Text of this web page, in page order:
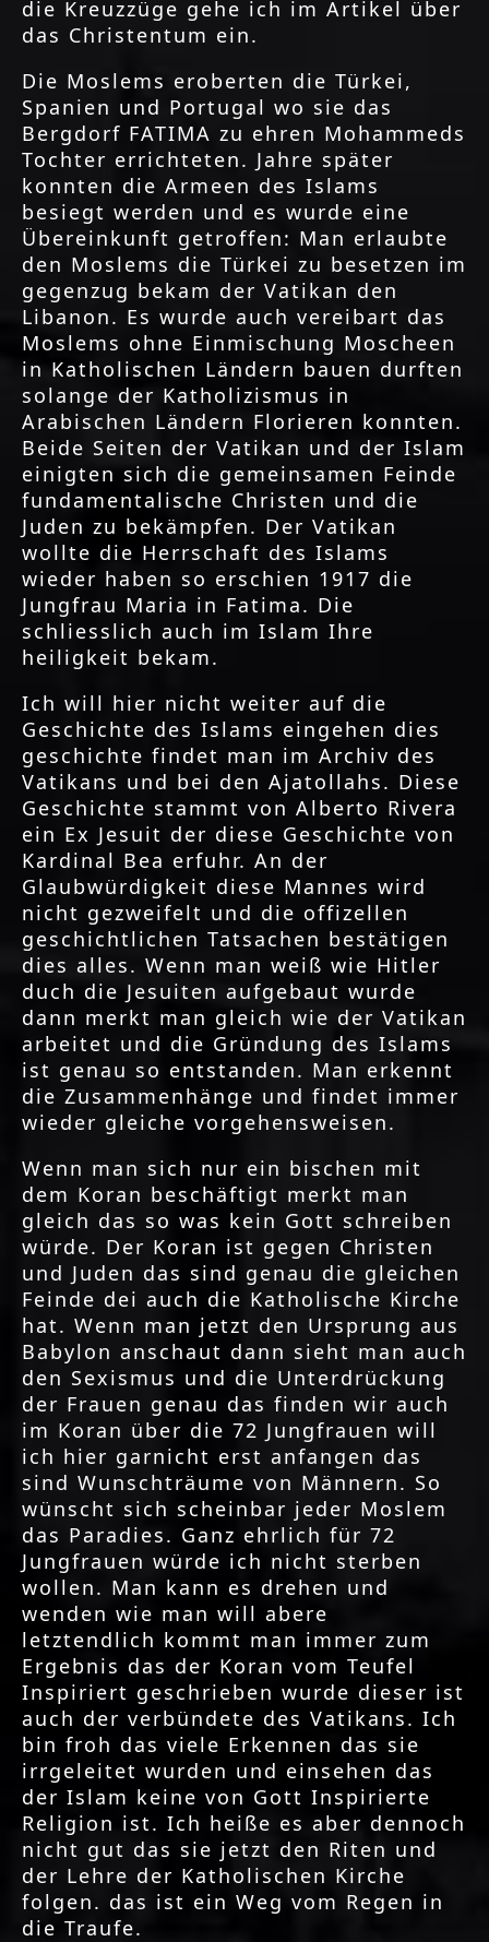
die Kreuzzüge gehe ich im Artikel über
das Christentum ein.
Die Moslems eroberten die Türkei,
Spanien und Portugal wo sie das
Bergdorf FATIMA zu ehren Mohammeds
Tochter errichteten. Jahre später
konnten die Armeen des Islams
besiegt werden und es wurde eine
Übereinkunft getroffen: Man erlaubte
den Moslems die Türkei zu besetzen im
gegenzug bekam der Vatikan den
Libanon. Es wurde auch vereibart das
Moslems ohne Einmischung Moscheen
in Katholischen Ländern bauen durften
solange der Katholizismus in
Arabischen Ländern Florieren konnten.
Beide Seiten der Vatikan und der Islam
einigten sich die gemeinsamen Feinde
fundamentalische Christen und die
Juden zu bekämpfen. Der Vatikan
wollte die Herrschaft des Islams
wieder haben so erschien 1917 die
Jungfrau Maria in Fatima. Die
schliesslich auch im Islam Ihre
heiligkeit bekam.
Ich will hier nicht weiter auf die
Geschichte des Islams eingehen dies
geschichte findet man im Archiv des
Vatikans und bei den Ajatollahs. Diese
Geschichte stammt von Alberto Rivera
ein Ex Jesuit der diese Geschichte von
Kardinal Bea erfuhr. An der
Glaubwürdigkeit diese Mannes wird
nicht gezweifelt und die offizellen
geschichtlichen Tatsachen bestätigen
dies alles. Wenn man weiß wie Hitler
duch die Jesuiten aufgebaut wurde
dann merkt man gleich wie der Vatikan
arbeitet und die Gründung des Islams
ist genau so entstanden. Man erkennt
die Zusammenhänge und findet immer
wieder gleiche vorgehensweisen.
Wenn man sich nur ein bischen mit
dem Koran beschäftigt merkt man
gleich das so was kein Gott schreiben
würde. Der Koran ist gegen Christen
und Juden das sind genau die gleichen
Feinde dei auch die Katholische Kirche
hat. Wenn man jetzt den Ursprung aus
Babylon anschaut dann sieht man auch
den Sexismus und die Unterdrückung
der Frauen genau das finden wir auch
im Koran über die 72 Jungfrauen will
ich hier garnicht erst anfangen das
sind Wunschträume von Männern. So
wünscht sich scheinbar jeder Moslem
das Paradies. Ganz ehrlich für 72
Jungfrauen würde ich nicht sterben
wollen. Man kann es drehen und
wenden wie man will abere
letztendlich kommt man immer zum
Ergebnis das der Koran vom Teufel
Inspiriert geschrieben wurde dieser ist
auch der verbündete des Vatikans. Ich
bin froh das viele Erkennen das sie
irrgeleitet wurden und einsehen das
der Islam keine von Gott Inspirierte
Religion ist. Ich heiße es aber dennoch
nicht gut das sie jetzt den Riten und
der Lehre der Katholischen Kirche
folgen. das ist ein Weg vom Regen in
die Traufe.